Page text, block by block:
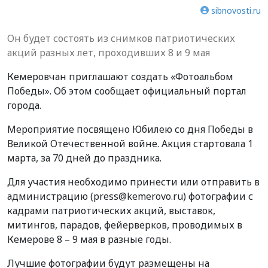
sibnovosti.ru
Он будет состоять из снимков патриотических
акций разных лет, проходивших 8 и 9 мая
Кемеровчан приглашают создать «Фотоальбом
Победы». Об этом сообщает официальный портал
города.
Мероприятие посвящено Юбилею со дня Победы в
Великой Отечественной войне. Акция стартовала 1
марта, за 70 дней до праздника.
Для участия необходимо принести или отправить в
администрацию (press@kemerovo.ru) фотографии с
кадрами патриотических акций, выставок,
митингов, парадов, фейерверков, проводимых в
Кемерове 8 – 9 мая в разные годы.
Лучшие фотографии будут размещены на